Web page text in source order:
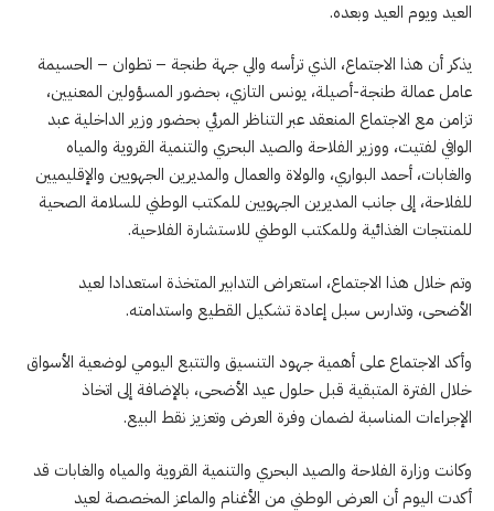
العيد ويوم العيد وبعده.
يذكر أن هذا الاجتماع، الذي ترأسه والي جهة طنجة – تطوان – الحسيمة
عامل عمالة طنجة-أصيلة، يونس التازي، بحضور المسؤولين المعنيين،
تزامن مع الاجتماع المنعقد عبر التناظر المرئي بحضور وزير الداخلية عبد
الوافي لفتيت، ووزير الفلاحة والصيد البحري والتنمية القروية والمياه
والغابات، أحمد البواري، والولاة والعمال والمديرين الجهويين والإقليميين
للفلاحة، إلى جانب المديرين الجهويين للمكتب الوطني للسلامة الصحية
للمنتجات الغذائية وللمكتب الوطني للاستشارة الفلاحية.
وتم خلال هذا الاجتماع، استعراض التدابير المتخذة استعدادا لعيد
الأضحى، وتدارس سبل إعادة تشكيل القطيع واستدامته.
وأكد الاجتماع على أهمية جهود التنسيق والتتبع اليومي لوضعية الأسواق
خلال الفترة المتبقية قبل حلول عيد الأضحى، بالإضافة إلى اتخاذ
الإجراءات المناسبة لضمان وفرة العرض وتعزيز نقط البيع.
وكانت وزارة الفلاحة والصيد البحري والتنمية القروية والمياه والغابات قد
أكدت اليوم أن العرض الوطني من الأغنام والماعز المخصصة لعيد